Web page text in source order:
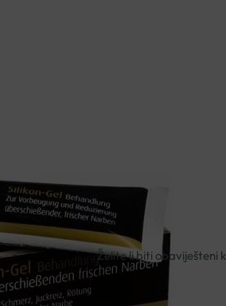
Dermatix Ultra je
kod svježe zaraslih
Klinički je testiran i
Nema na zalihi